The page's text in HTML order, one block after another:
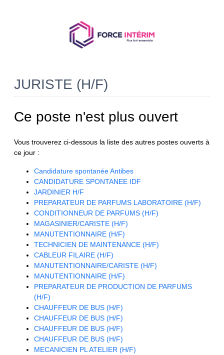
JURISTE (H/F)
Ce poste n'est plus ouvert
Vous trouverez ci-dessous la liste des autres postes ouverts à
ce jour :
Candidature spontanée Antibes
CANDIDATURE SPONTANEE IDF
JARDINIER H/F
PREPARATEUR DE PARFUMS LABORATOIRE (H/F)
CONDITIONNEUR DE PARFUMS (H/F)
MAGASINIER/CARISTE (H/F)
MANUTENTIONNAIRE (H/F)
TECHNICIEN DE MAINTENANCE (H/F)
CABLEUR FILAIRE (H/F)
MANUTENTIONNAIRE/CARISTE (H/F)
MANUTENTIONNAIRE (H/F)
PREPARATEUR DE PRODUCTION DE PARFUMS
(H/F)
CHAUFFEUR DE BUS (H/F)
CHAUFFEUR DE BUS (H/F)
CHAUFFEUR DE BUS (H/F)
CHAUFFEUR DE BUS (H/F)
MECANICIEN PL ATELIER (H/F)